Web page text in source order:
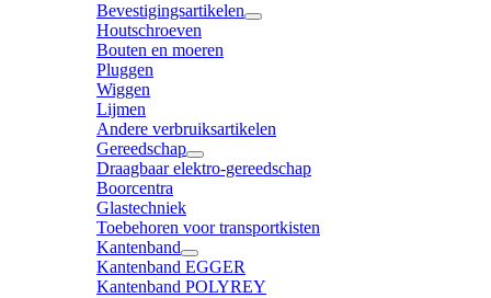
Bevestigingsartikelen
Houtschroeven
Bouten en moeren
Pluggen
Wiggen
Lijmen
Andere verbruiksartikelen
Gereedschap
Draagbaar elektro-gereedschap
Boorcentra
Glastechniek
Toebehoren voor transportkisten
Kantenband
Kantenband EGGER
Kantenband POLYREY